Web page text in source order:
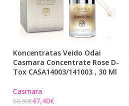
Koncentratas Veido Odai
Casmara Concentrate Rose D-
Tox CASA14003/141003 , 30 Ml
Casmara
60,00€47,40€